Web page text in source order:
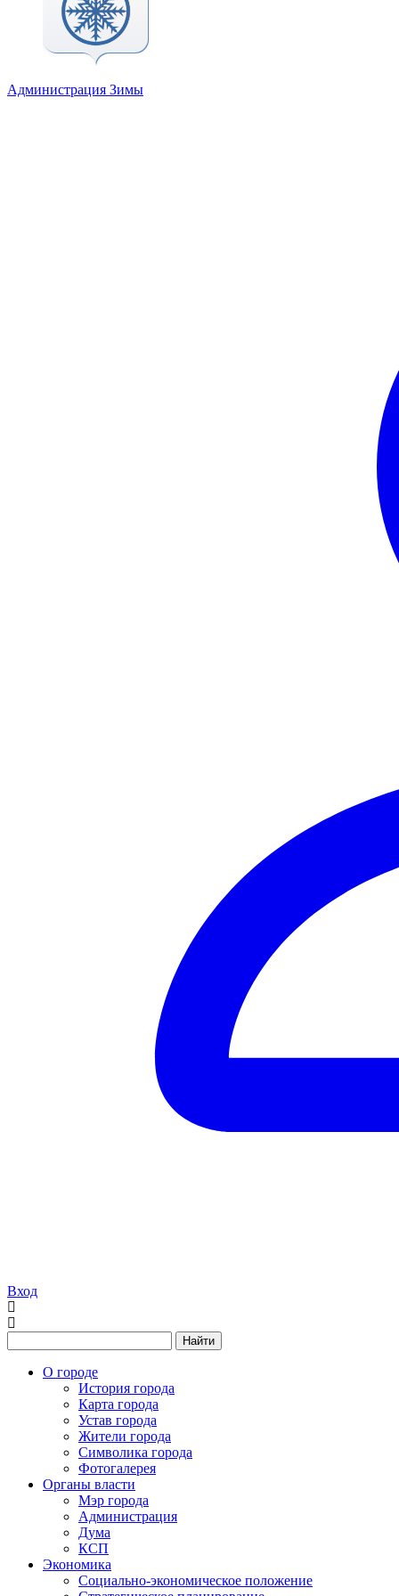
Администрация Зимы
Вход
Найти
О городе
История города
Карта города
Устав города
Жители города
Символика города
Фотогалерея
Органы власти
Мэр города
Администрация
Дума
КСП
Экономика
Социально-экономическое положение